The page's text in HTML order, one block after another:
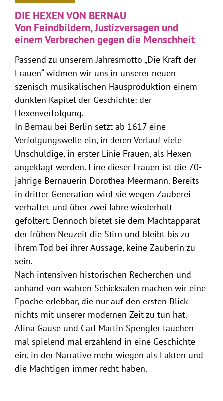
DIE HEXEN VON BERNAU
Von Feindbildern, Justizversagen und
einem Verbrechen gegen die Menschheit
Passend zu unserem Jahresmotto „Die Kraft der
Frauen“ widmen wir uns in unserer neuen
szenisch-musikalischen Hausproduktion einem
dunklen Kapitel der Geschichte: der
Hexenverfolgung.
In Bernau bei Berlin setzt ab 1617 eine
Verfolgungswelle ein, in deren Verlauf viele
Unschuldige, in erster Linie Frauen, als Hexen
angeklagt werden. Eine dieser Frauen ist die 70-
jährige Bernauerin Dorothea Meermann. Bereits
in dritter Generation wird sie wegen Zauberei
verhaftet und über zwei Jahre wiederholt
gefoltert. Dennoch bietet sie dem Machtapparat
der frühen Neuzeit die Stirn und bleibt bis zu
ihrem Tod bei ihrer Aussage, keine Zauberin zu
sein.
Nach intensiven historischen Recherchen und
anhand von wahren Schicksalen machen wir eine
Epoche erlebbar, die nur auf den ersten Blick
nichts mit unserer modernen Zeit zu tun hat.
Alina Gause und Carl Martin Spengler tauchen
mal spielend mal erzählend in eine Geschichte
ein, in der Narrative mehr wiegen als Fakten und
die Mächtigen immer recht haben.